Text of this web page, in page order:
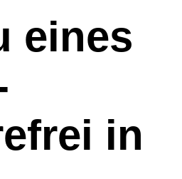
eines
in